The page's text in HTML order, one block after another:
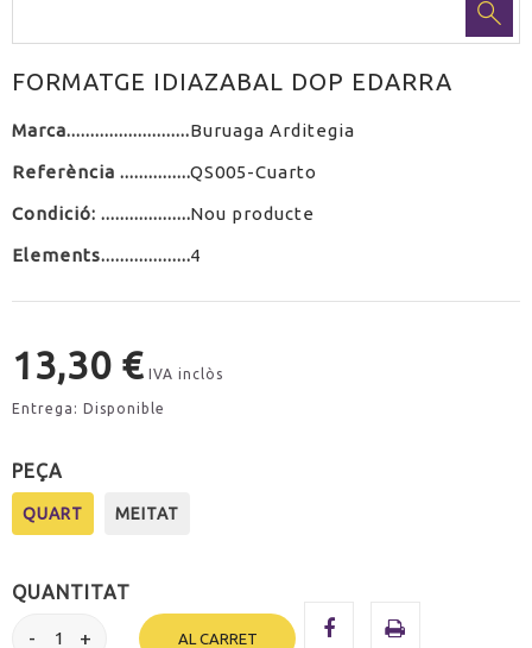
FORMATGE IDIAZABAL DOP EDARRA
Marca Buruaga Arditegia
Referència QS005-Cuarto
Condició: Nou producte
Elements 4
13,30 € IVA inclòs
Entrega: Disponible
PEÇA
QUART MEITAT
QUANTITAT
AL CARRET